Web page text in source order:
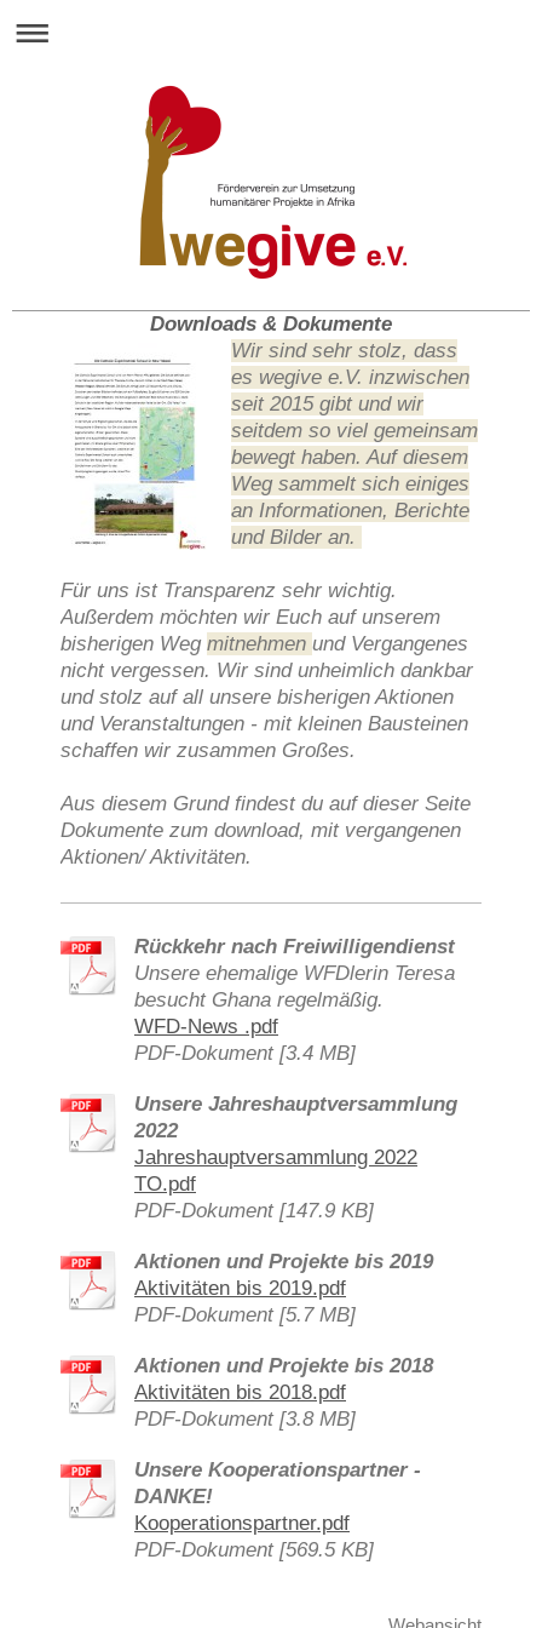
Downloads & Dokumente
Wir sind sehr stolz, dass
es wegive e.V. inzwischen
seit 2015 gibt und wir
seitdem so viel gemeinsam
bewegt haben. Auf diesem
Weg sammelt sich einiges
an Informationen, Berichte
und Bilder an.
Für uns ist Transparenz sehr wichtig.
Außerdem möchten wir Euch auf unserem
bisherigen Weg mitnehmen und Vergangenes
nicht vergessen. Wir sind unheimlich dankbar
und stolz auf all unsere bisherigen Aktionen
und Veranstaltungen - mit kleinen Bausteinen
schaffen wir zusammen Großes.
Aus diesem Grund findest du auf dieser Seite
Dokumente zum download, mit vergangenen
Aktionen/ Aktivitäten.
Rückkehr nach Freiwilligendienst
Unsere ehemalige WFDlerin Teresa
besucht Ghana regelmäßig.
WFD-News .pdf
PDF-Dokument [3.4 MB]
Unsere Jahreshauptversammlung
2022
Jahreshauptversammlung 2022
TO.pdf
PDF-Dokument [147.9 KB]
Aktionen und Projekte bis 2019
Aktivitäten bis 2019.pdf
PDF-Dokument [5.7 MB]
Aktionen und Projekte bis 2018
Aktivitäten bis 2018.pdf
PDF-Dokument [3.8 MB]
Unsere Kooperationspartner -
DANKE!
Kooperationspartner.pdf
PDF-Dokument [569.5 KB]